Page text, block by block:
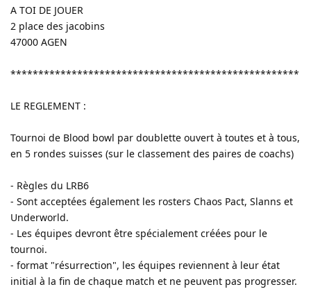
A TOI DE JOUER
2 place des jacobins
47000 AGEN
****************************************************
LE REGLEMENT :
Tournoi de Blood bowl par doublette ouvert à toutes et à tous,
en 5 rondes suisses (sur le classement des paires de coachs)
- Règles du LRB6
- Sont acceptées également les rosters Chaos Pact, Slanns et
Underworld.
- Les équipes devront être spécialement créées pour le
tournoi.
- format "résurrection", les équipes reviennent à leur état
initial à la fin de chaque match et ne peuvent pas progresser.